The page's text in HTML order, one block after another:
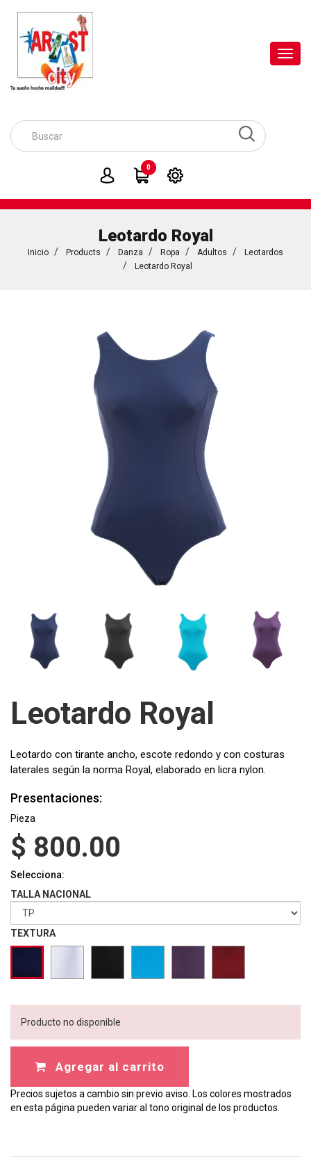
0
Leotardo Royal
Inicio Products Danza Ropa Adultos
Leotardos
Leotardo Royal
Leotardo Royal
Leotardo con tirante ancho, escote redondo y con costuras
laterales según la norma Royal, elaborado en licra nylon.
Presentaciones:
Pieza
$ 800.00
Selecciona:
TALLA NACIONAL
TEXTURA
Producto no disponible
Agregar al carrito
Precios sujetos a cambio sin previo aviso. Los colores mostrados
en esta página pueden variar al tono original de los productos.